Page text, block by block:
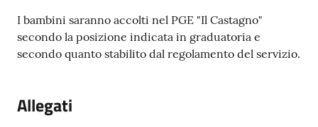
I bambini saranno accolti nel PGE "Il Castagno"
secondo la posizione indicata in graduatoria e
secondo quanto stabilito dal regolamento del servizio.
Allegati